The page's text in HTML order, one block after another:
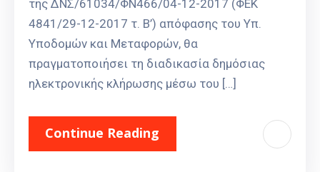
της ΔΝΣ/61034/ΦΝ466/04-12-2017 (ΦΕΚ
4841/29-12-2017 τ. Β’) απόφασης του Υπ.
Υποδομών και Μεταφορών, θα
πραγματοποιήσει τη διαδικασία δημόσιας
ηλεκτρονικής κλήρωσης μέσω του […]
Continue Reading